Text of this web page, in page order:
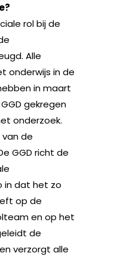
rol bij de
Alle
onderwijs in de
in maart
gekregen
onderzoek.
de
GGD richt de
in dat het zo
op de
en op het
de
verzorgt alle